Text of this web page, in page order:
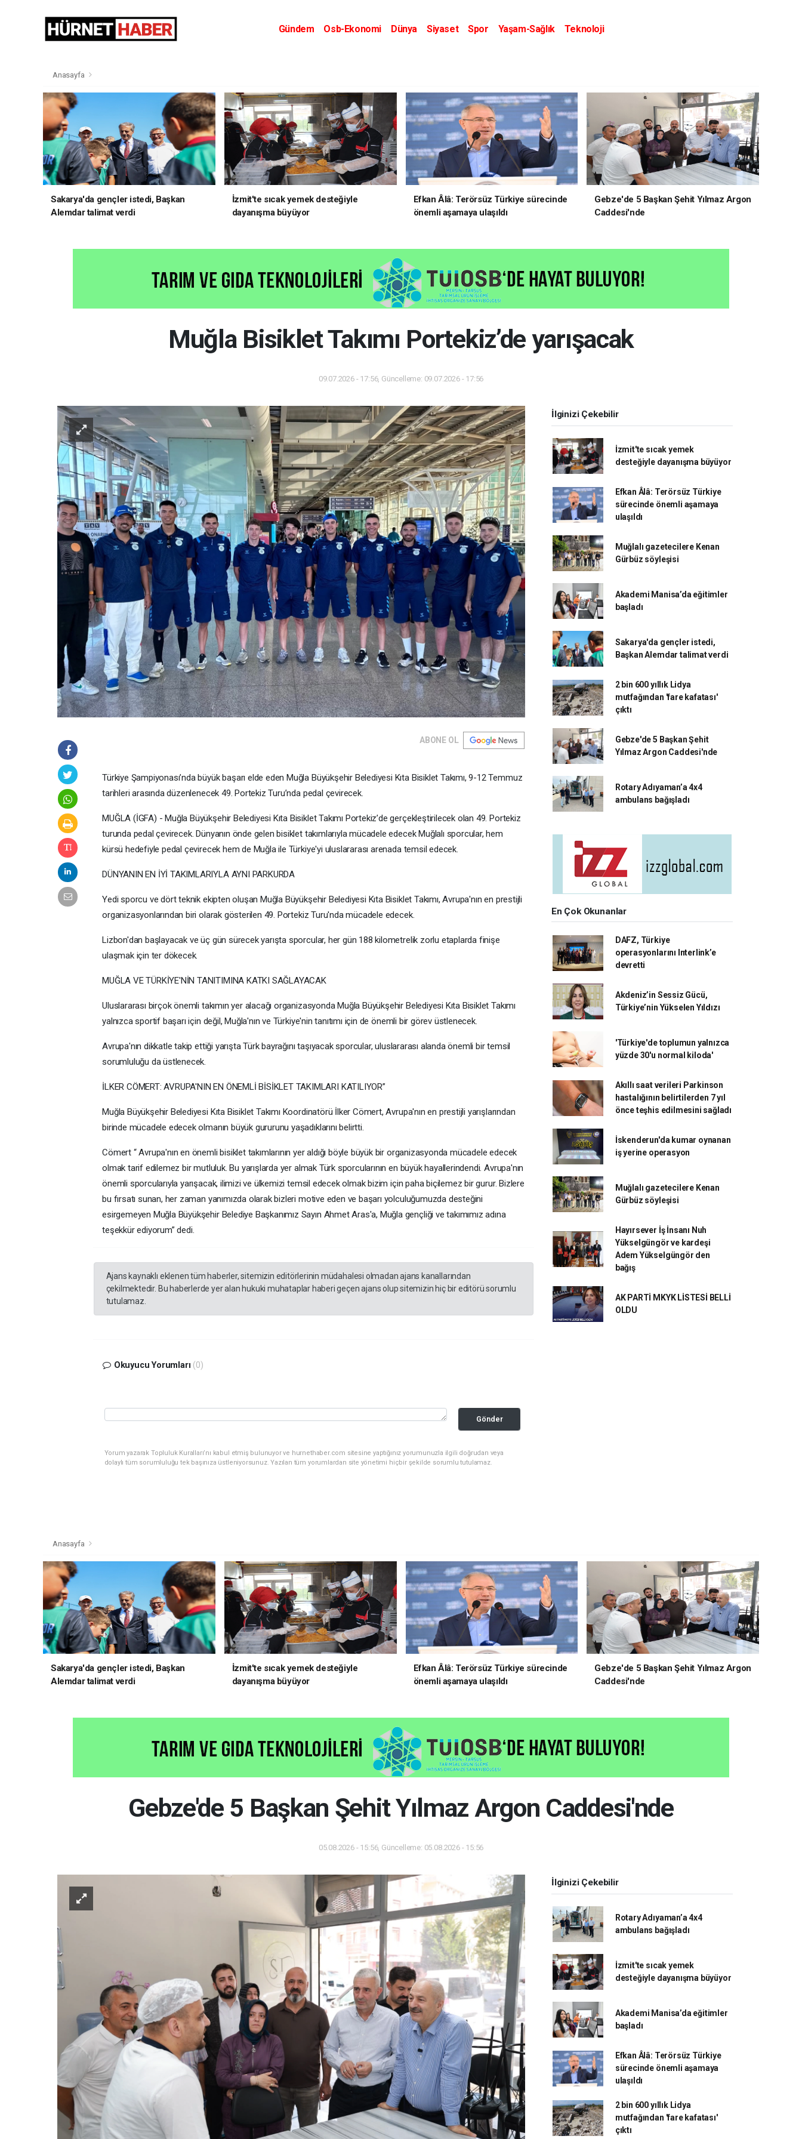
Gündem Osb-Ekonomi Dünya Siyaset Spor Yaşam-Sağlık
Teknoloji
Anasayfa
Sakarya'da gençler istedi, Başkan
Alemdar talimat verdi
İzmit'te sıcak yemek desteğiyle
dayanışma büyüyor
Efkan Âlâ: Terörsüz Türkiye sürecinde
önemli aşamaya ulaşıldı
Gebze'de 5 Başkan Şehit Yılmaz Argon
Caddesi'nde
Muğla Bisiklet Takımı Portekiz’de yarışacak
09.07.2026 - 17:56, Güncelleme: 09.07.2026 - 17:56
ABONE OL
Türkiye Şampiyonası’nda büyük başarı elde eden Muğla Büyükşehir Belediyesi Kıta Bisiklet Takımı, 9-12 Temmuz
tarihleri arasında düzenlenecek 49. Portekiz Turu’nda pedal çevirecek.
MUĞLA (İGFA) - Muğla Büyükşehir Belediyesi Kıta Bisiklet Takımı Portekiz’de gerçekleştirilecek olan 49. Portekiz
turunda pedal çevirecek. Dünyanın önde gelen bisiklet takımlarıyla mücadele edecek Muğlalı sporcular, hem
kürsü hedefiyle pedal çevirecek hem de Muğla ile Türkiye'yi uluslararası arenada temsil edecek.
DÜNYANIN EN İYİ TAKIMLARIYLA AYNI PARKURDA
Yedi sporcu ve dört teknik ekipten oluşan Muğla Büyükşehir Belediyesi Kıta Bisiklet Takımı, Avrupa'nın en prestijli
organizasyonlarından biri olarak gösterilen 49. Portekiz Turu'nda mücadele edecek.
Lizbon'dan başlayacak ve üç gün sürecek yarışta sporcular, her gün 188 kilometrelik zorlu etaplarda finişe
ulaşmak için ter dökecek.
MUĞLA VE TÜRKİYE'NİN TANITIMINA KATKI SAĞLAYACAK
Uluslararası birçok önemli takımın yer alacağı organizasyonda Muğla Büyükşehir Belediyesi Kıta Bisiklet Takımı
yalnızca sportif başarı için değil, Muğla'nın ve Türkiye'nin tanıtımı için de önemli bir görev üstlenecek.
Avrupa'nın dikkatle takip ettiği yarışta Türk bayrağını taşıyacak sporcular, uluslararası alanda önemli bir temsil
sorumluluğu da üstlenecek.
İLKER CÖMERT: AVRUPA'NIN EN ÖNEMLİ BİSİKLET TAKIMLARI KATILIYOR”
Muğla Büyükşehir Belediyesi Kıta Bisiklet Takımı Koordinatörü İlker Cömert, Avrupa'nın en prestijli yarışlarından
birinde mücadele edecek olmanın büyük gururunu yaşadıklarını belirtti.
Cömert “ Avrupa'nın en önemli bisiklet takımlarının yer aldığı böyle büyük bir organizasyonda mücadele edecek
olmak tarif edilemez bir mutluluk. Bu yarışlarda yer almak Türk sporcularının en büyük hayallerindendi. Avrupa'nın
önemli sporcularıyla yarışacak, ilimizi ve ülkemizi temsil edecek olmak bizim için paha biçilemez bir gurur. Bizlere
bu fırsatı sunan, her zaman yanımızda olarak bizleri motive eden ve başarı yolculuğumuzda desteğini
esirgemeyen Muğla Büyükşehir Belediye Başkanımız Sayın Ahmet Aras'a, Muğla gençliği ve takımımız adına
teşekkür ediyorum” dedi.
Ajans kaynaklı eklenen tüm haberler, sitemizin editörlerinin müdahalesi olmadan ajans kanallarından
çekilmektedir. Bu haberlerde yer alan hukuki muhataplar haberi geçen ajans olup sitemizin hiç bir editörü sorumlu
tutulamaz.
Okuyucu Yorumları (0)
Gönder
Yorum yazarak Topluluk Kuralları’nı kabul etmiş bulunuyor ve hurnethaber.com sitesine yaptığınız yorumunuzla ilgili doğrudan veya
dolaylı tüm sorumluluğu tek başınıza üstleniyorsunuz. Yazılan tüm yorumlardan site yönetimi hiçbir şekilde sorumlu tutulamaz.
İlginizi Çekebilir
İzmit'te sıcak yemek
desteğiyle dayanışma büyüyor
Efkan Âlâ: Terörsüz Türkiye
sürecinde önemli aşamaya
ulaşıldı
Muğlalı gazetecilere Kenan
Gürbüz söyleşisi
Akademi Manisa’da eğitimler
başladı
Sakarya'da gençler istedi,
Başkan Alemdar talimat verdi
2 bin 600 yıllık Lidya
mutfağından 'fare kafatası'
çıktı
Gebze'de 5 Başkan Şehit
Yılmaz Argon Caddesi'nde
Rotary Adıyaman’a 4x4
ambulans bağışladı
En Çok Okunanlar
DAFZ, Türkiye
operasyonlarını Interlink’e
devretti
Akdeniz’in Sessiz Gücü,
Türkiye’nin Yükselen Yıldızı
'Türkiye'de toplumun yalnızca
yüzde 30'u normal kiloda'
Akıllı saat verileri Parkinson
hastalığının belirtilerden 7 yıl
önce teşhis edilmesini sağladı
İskenderun'da kumar oynanan
iş yerine operasyon
Muğlalı gazetecilere Kenan
Gürbüz söyleşisi
Hayırsever İş İnsanı Nuh
Yükselgüngör ve kardeşi
Adem Yükselgüngör den
bağış
AK PARTİ MKYK LİSTESİ BELLİ
OLDU
Anasayfa
Sakarya'da gençler istedi, Başkan
Alemdar talimat verdi
İzmit'te sıcak yemek desteğiyle
dayanışma büyüyor
Efkan Âlâ: Terörsüz Türkiye sürecinde
önemli aşamaya ulaşıldı
Gebze'de 5 Başkan Şehit Yılmaz Argon
Caddesi'nde
Gebze'de 5 Başkan Şehit Yılmaz Argon Caddesi'nde
05.08.2026 - 15:56, Güncelleme: 05.08.2026 - 15:56
İlginizi Çekebilir
Rotary Adıyaman’a 4x4
ambulans bağışladı
İzmit'te sıcak yemek
desteğiyle dayanışma büyüyor
Akademi Manisa’da eğitimler
başladı
Efkan Âlâ: Terörsüz Türkiye
sürecinde önemli aşamaya
ulaşıldı
2 bin 600 yıllık Lidya
mutfağından 'fare kafatası'
çıktı